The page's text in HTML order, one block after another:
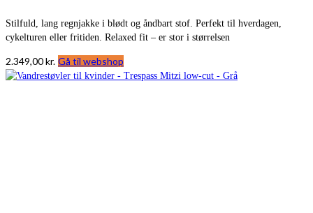
Stilfuld, lang regnjakke i blødt og åndbart stof. Perfekt til hverdagen,
cykelturen eller fritiden. Relaxed fit – er stor i størrelsen
2.349,00kr. Gå til webshop